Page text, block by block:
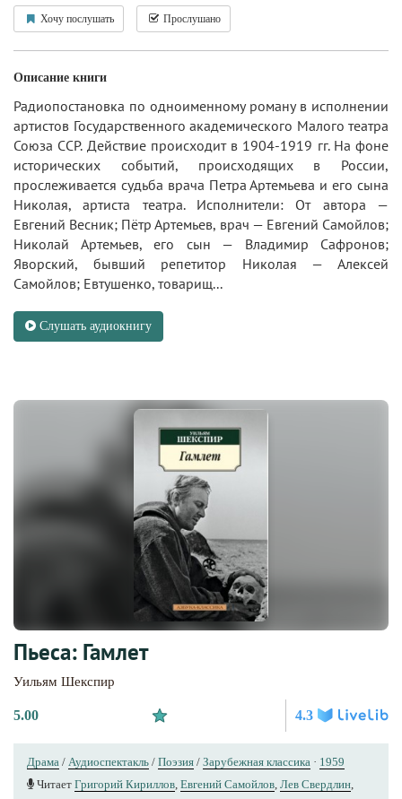
Хочу послушать Прослушано
Описание книги
Радиопостановка по одноименному роману в исполнении
артистов Государственного академического Малого театра
Союза ССР. Действие происходит в 1904-1919 гг. На фоне
исторических событий, происходящих в России,
прослеживается судьба врача Петра Артемьева и его сына
Николая, артиста театра. Исполнители: От автора —
Евгений Весник; Пётр Артемьев, врач — Евгений Самойлов;
Николай Артемьев, его сын — Владимир Сафронов;
Яворский, бывший репетитор Николая — Алексей
Самойлов; Евтушенко, товарищ...
Слушать аудиокнигу
Пьеса: Гамлет
Уильям Шекспир
5.00 4.3
Драма / Аудиоспектакль / Поэзия / Зарубежная классика · 1959
Читает Григорий Кириллов, Евгений Самойлов, Лев Свердлин,